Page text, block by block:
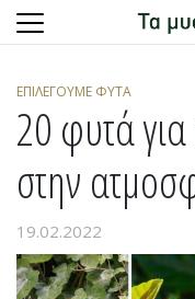
content
ΕΠΙΛΈΓΟΥΜΕ ΦΥΤΆ
20 φυτά για
στην
19.02.2022